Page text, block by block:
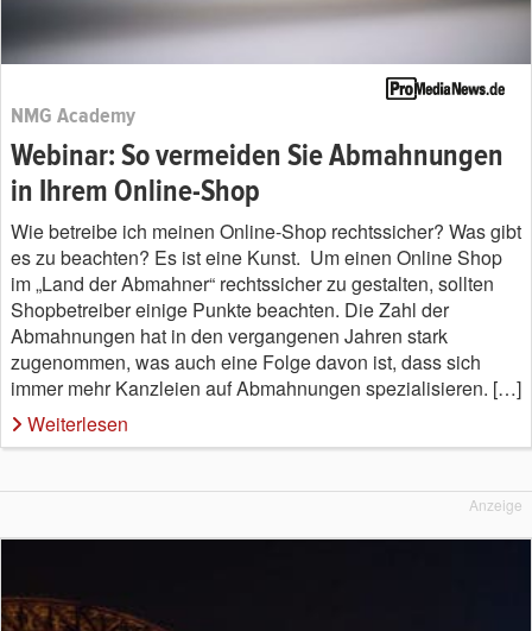
NMG Academy
Webinar: So vermeiden Sie Abmahnungen
in Ihrem Online-Shop
Wie betreibe ich meinen Online-Shop rechtssicher? Was gibt
es zu beachten? Es ist eine Kunst. Um einen Online Shop
im „Land der Abmahner“ rechtssicher zu gestalten, sollten
Shopbetreiber einige Punkte beachten. Die Zahl der
Abmahnungen hat in den vergangenen Jahren stark
zugenommen, was auch eine Folge davon ist, dass sich
immer mehr Kanzleien auf Abmahnungen spezialisieren. […]
Weiterlesen
Anzeige